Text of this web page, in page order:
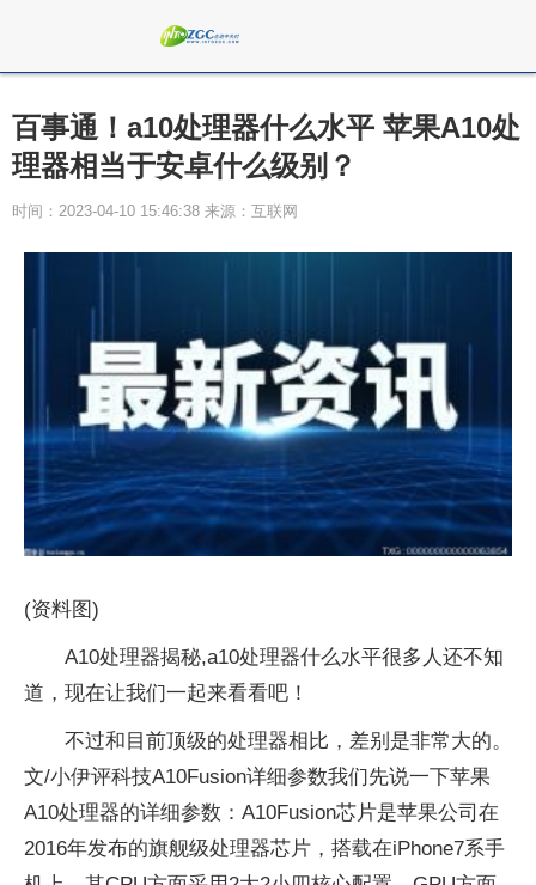
百事通！a10处理器什么水平 苹果A10处
理器相当于安卓什么级别？
时间：2023-04-10 15:46:38 来源：互联网
(资料图)
A10处理器揭秘,a10处理器什么水平很多人还不知
道，现在让我们一起来看看吧！
不过和目前顶级的处理器相比，差别是非常大的。
文/小伊评科技A10Fusion详细参数我们先说一下苹果
A10处理器的详细参数：A10Fusion芯片是苹果公司在
2016年发布的旗舰级处理器芯片，搭载在iPhone7系手